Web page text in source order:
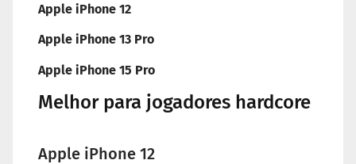
Apple iPhone 12
Apple iPhone 13 Pro
Apple iPhone 15 Pro
Melhor para jogadores hardcore
Apple iPhone 12